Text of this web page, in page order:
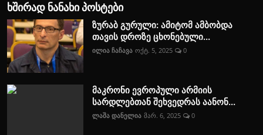
ხშირად ნანახი პოსტები
ზურაბ გურული: ამიტომ ამბობდა
თავის დროზე ცხონებული...
ილია ჩაჩავა ოქტ. 5, 2025 0
მაკრონი ევროპული არმიის
სარდლებთან შეხვედრას აანონ...
ლაშა დანელია მარ. 6, 2025 0